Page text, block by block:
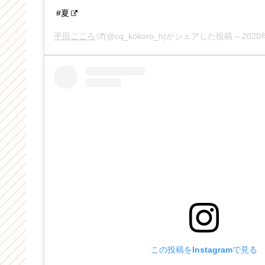
#夏
平田こころ (@cq_kokoro_h)がシェアした投稿 – 2020年
この投稿をInstagramで見る